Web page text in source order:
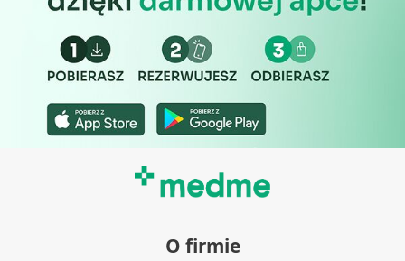
O firmie
Pomiar efektywności treści
Rozumienie odbiorców dzięki statystyce lub
kombinacji danych z różnych źródeł
Rozwój i ulepszanie usług
Wykorzystywanie ograniczonych danych do